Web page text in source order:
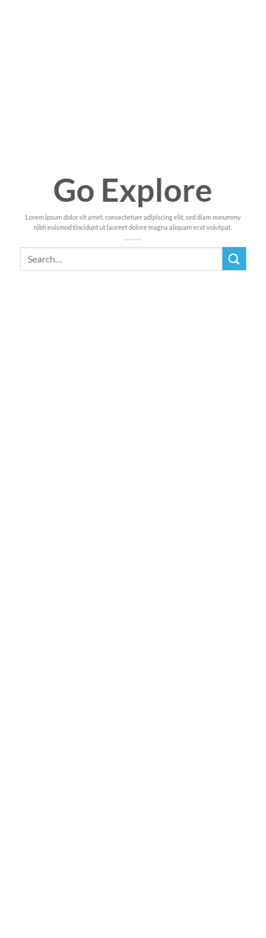
Go Explore
Lorem ipsum dolor sit amet, consectetuer adipiscing elit, sed diam nonummy
nibh euismod tincidunt ut laoreet dolore magna aliquam erat volutpat.